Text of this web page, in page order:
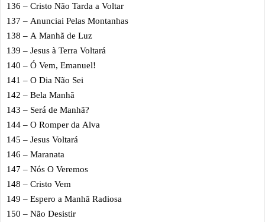
136 – Cristo Não Tarda a Voltar
137 – Anunciai Pelas Montanhas
138 – A Manhã de Luz
139 – Jesus à Terra Voltará
140 – Ó Vem, Emanuel!
141 – O Dia Não Sei
142 – Bela Manhã
143 – Será de Manhã?
144 – O Romper da Alva
145 – Jesus Voltará
146 – Maranata
147 – Nós O Veremos
148 – Cristo Vem
149 – Espero a Manhã Radiosa
150 – Não Desistir